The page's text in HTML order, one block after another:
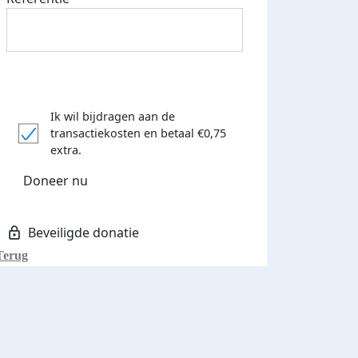
Ik wil bijdragen aan de
transactiekosten en betaal €0,75
extra.
Doneer nu